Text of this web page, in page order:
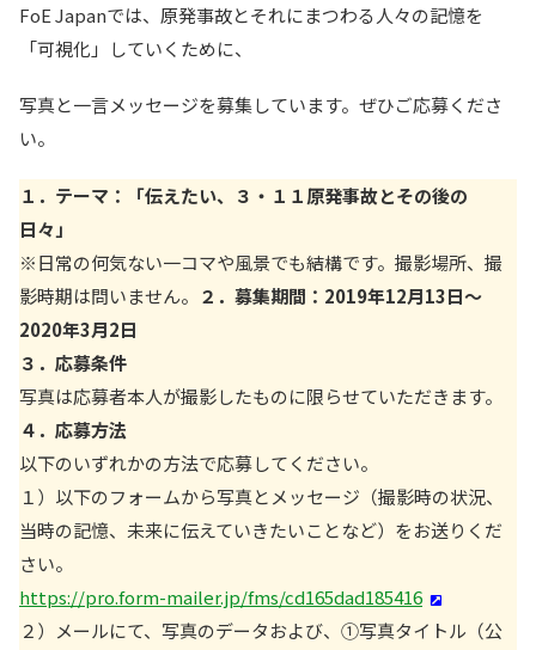
FoE Japanでは、原発事故とそれにまつわる人々の記憶を
「可視化」していくために、
写真と一言メッセージを募集しています。ぜひご応募くださ
い。
１．テーマ：「伝えたい、３・１１原発事故とその後の
日々」
※日常の何気ない一コマや風景でも結構です。撮影場所、撮
影時期は問いません。 ２．募集期間：2019年12月13日～
2020年3月2日
３．応募条件
写真は応募者本人が撮影したものに限らせていただきます。
４．応募方法
以下のいずれかの方法で応募してください。
１）以下のフォームから写真とメッセージ（撮影時の状況、
当時の記憶、未来に伝えていきたいことなど）をお送りくだ
さい。
https://pro.form-mailer.jp/fms/cd165dad185416
２）メールにて、写真のデータおよび、①写真タイトル（公